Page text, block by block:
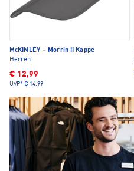
McKINLEY ·
Morrin II Kappe
Herren
€ 12,99
UVP* € 14,99